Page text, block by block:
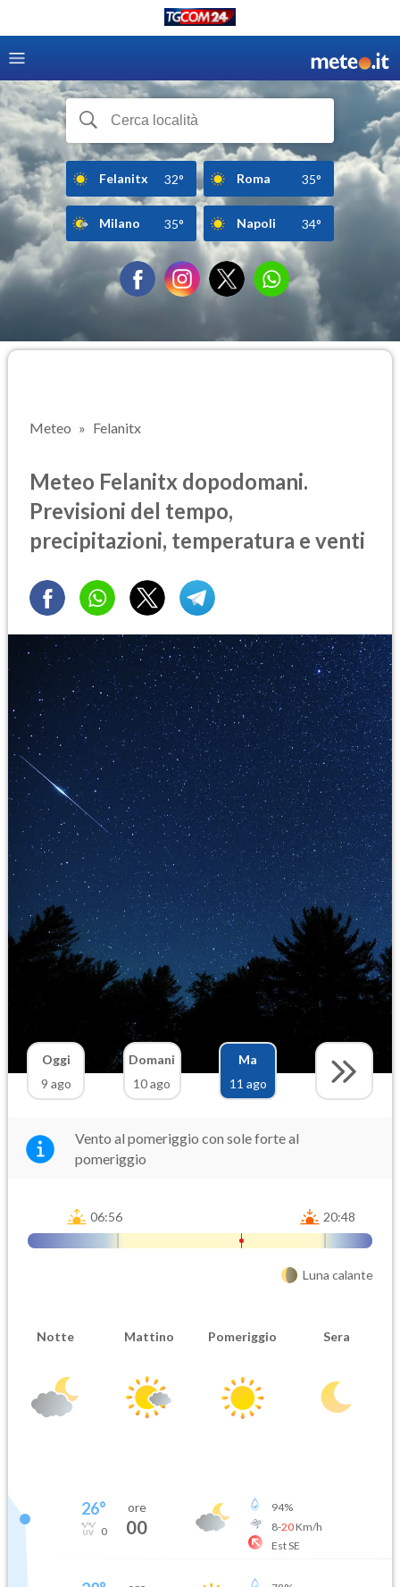
Felanitx 32° Roma 35°
Milano 35° Napoli 34°
Meteo Felanitx
Meteo Felanitx dopodomani.
Previsioni del tempo,
precipitazioni, temperatura e venti
Oggi
9 ago
Domani
10 ago
Ma
11 ago
Vento al pomeriggio con sole forte al
pomeriggio
06:56 20:48
Luna calante
Notte Mattino Pomeriggio Sera
26°
0
ore
00
94%
8-20Km/h
Est SE